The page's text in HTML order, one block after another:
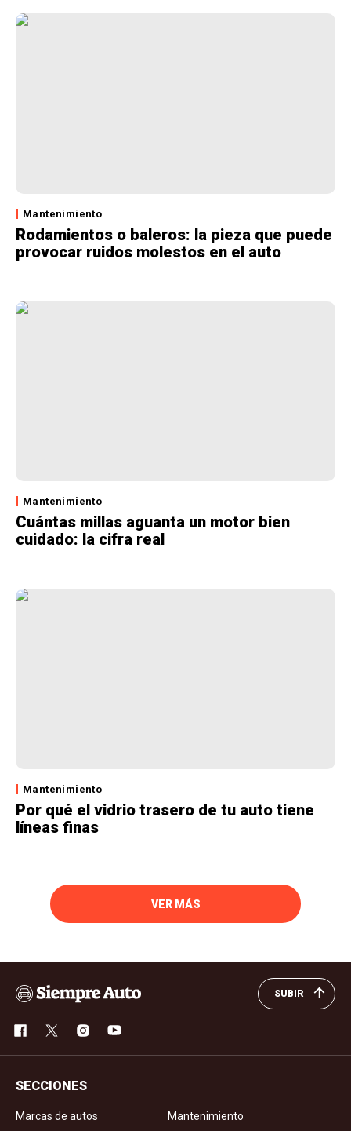
Mantenimiento
Rodamientos o baleros: la pieza que puede
provocar ruidos molestos en el auto
Mantenimiento
Cuántas millas aguanta un motor bien
cuidado: la cifra real
Mantenimiento
Por qué el vidrio trasero de tu auto tiene
líneas finas
VER MÁS
SUBIR
SECCIONES
Marcas de autos Mantenimiento